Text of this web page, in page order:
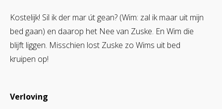
Kostelijk! Sil ik der mar út gean? (Wim: zal ik maar uit mijn
bed gaan) en daarop het Nee van Zuske. En Wim die
blijft liggen. Misschien lost Zuske zo Wims uit bed
kruipen op!
Verloving